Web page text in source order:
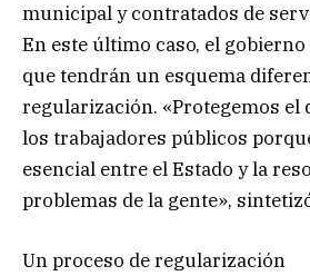
municipal y contratados de
En este último caso, el
que tendrán un esquema
regularización. «Protegemos el
los trabajadores públicos
esencial entre el Estado y la
problemas de la gente»,
Un proceso de regularización